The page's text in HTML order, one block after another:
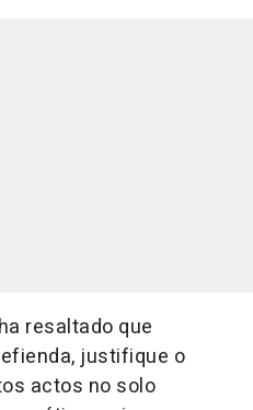
resaltado que
justifique o
actos no solo